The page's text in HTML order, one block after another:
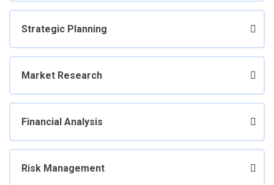
Strategic Planning
Market Research
Financial Analysis
Risk Management